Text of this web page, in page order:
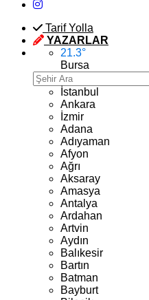
Tarif Yolla
YAZARLAR
21.3°
Bursa
İstanbul
Ankara
İzmir
Adana
Adıyaman
Afyon
Ağrı
Aksaray
Amasya
Antalya
Ardahan
Artvin
Aydın
Balıkesir
Bartın
Batman
Bayburt